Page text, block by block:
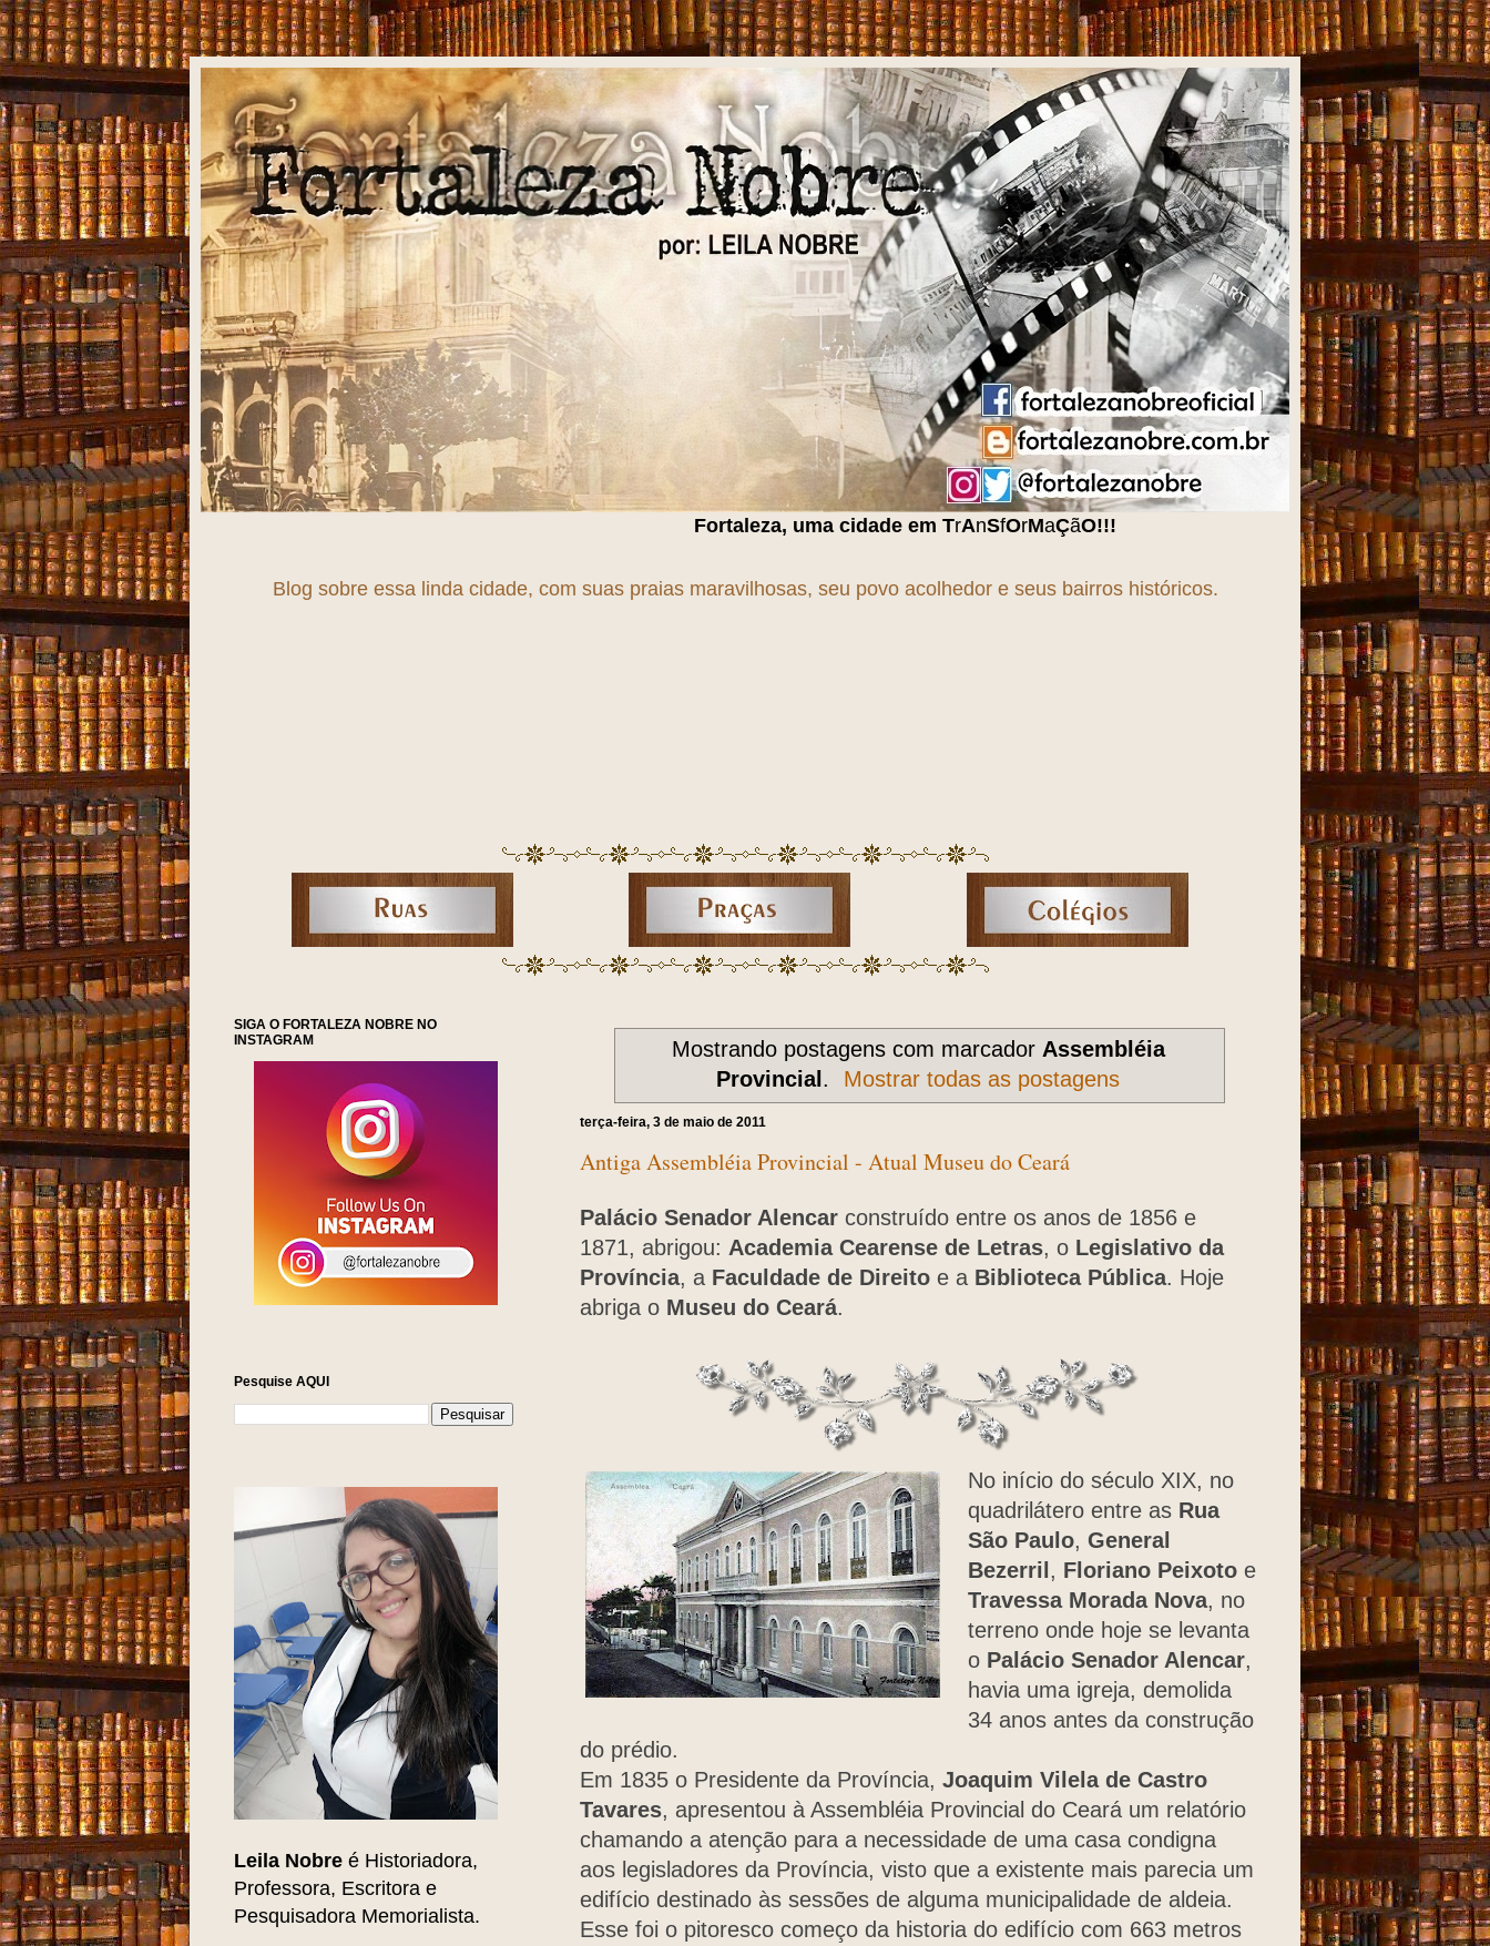
Fortaleza, uma cidade em TrAn SfOrMa ÇãO!!!
Blog sobre essa linda cidade, com suas praias maravilhosas, seu povo acolhedor e seus bairros históricos.
Mostrando postagens com marcador Assembléia
Provincial . Mostrar todas as postagens
terça-feira, 3 de maio de 2011
Antiga Assembléia Provincial - Atual Museu do Ceará
Palácio Senador Alencar construído entre os anos de 1856 e
1871, abrigou: Academia Cearense de Letras, o Legislativo da
Província, a Faculdade de Direito e a Biblioteca Pública. Hoje
abriga o Museu do Ceará.
No início do século XIX, no
quadrilátero entre asRua
São Paulo, General
Bezerril , Floriano Peixotoe
Travessa Morada Nova, no
terreno onde hoje se levanta
o Palácio Senador Alencar,
havia uma igreja, demolida
34 anos antes da construção
do prédio.
Em 1835 o Presidente da Província, Joaquim Vilela de Castro
Tavares, apresentou à Assembléia Provincial do Ceará um relatório
chamando a atenção para a necessidade de uma casa condigna
aos legisladores da Província, visto que a existente mais parecia um
edifício destinado às sessões de alguma municipalidade de aldeia.
Esse foi o pitoresco começo da historia do edifício com 663 metros
SIGA O FORTALEZA NOBRE NO
INSTAGRAM
Pesquise AQUI
Leila Nobre é Historiadora,
Professora, Escritora e
Pesquisadora Memorialista.